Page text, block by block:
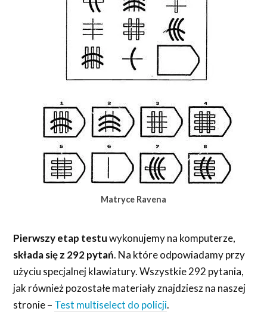
Matryce Ravena
Pierwszy etap testuwykonujemy na komputerze,
składa się z 292 pytań. Na które odpowiadamy przy
użyciu specjalnej klawiatury. Wszystkie 292 pytania,
jak również pozostałe materiały znajdziesz na naszej
stronie – Test multiselect do policji.